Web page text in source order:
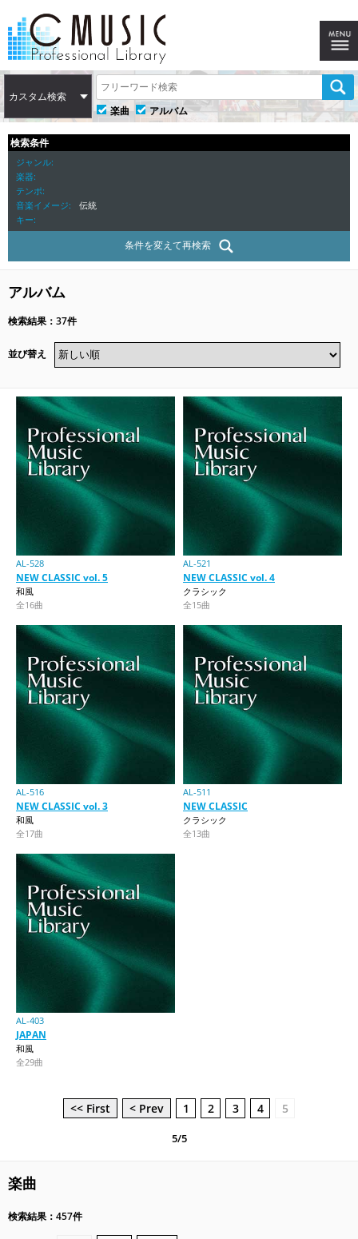
カスタム検索
楽曲
アルバム
検索条件
ジャンル
楽器
テンポ
音楽イメージ
伝統
キー
条件を変えて再検索
アルバム
検索結果：37件
並び替え
AL-528
NEW CLASSIC vol. 5
和風
全16曲
AL-521
NEW CLASSIC vol. 4
クラシック
全15曲
AL-516
NEW CLASSIC vol. 3
和風
全17曲
AL-511
NEW CLASSIC
クラシック
全13曲
AL-403
JAPAN
和風
全29曲
<< First < Prev 1 2 3 4 5
5/5
楽曲
検索結果：457件